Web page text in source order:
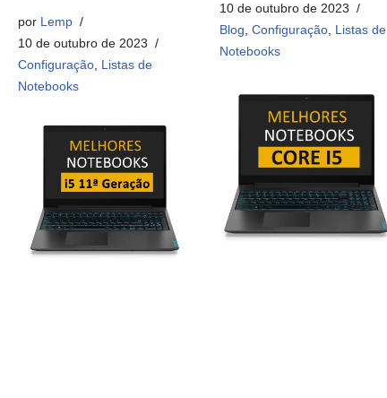
por Lemp
10 de outubro de 2023
Configuração Listas de
Notebooks
10 de outubro de 2023
Blog Configuração Listas de
Notebooks